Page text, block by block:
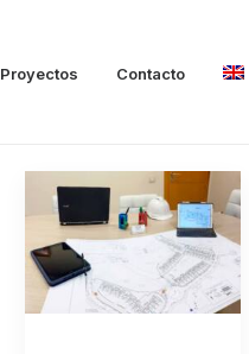
Proyectos Contacto